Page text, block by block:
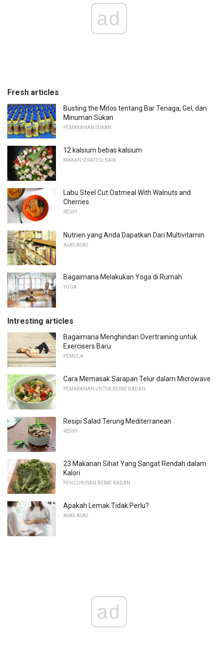
ad
Fresh articles
Busting the Mitos tentang Bar Tenaga, Gel, dan
Minuman Sukan
PEMAKANAN SUKAN
12 kalsium bebas kalsium
MAKAN STRATEGI BAIK
Labu Steel Cut Oatmeal With Walnuts and
Cherries
RESIPI
Nutrien yang Anda Dapatkan Dari Multivitamin
ASAS-ASAS
Bagaimana Melakukan Yoga di Rumah
YOGA
Intresting articles
Bagaimana Menghindari Overtraining untuk
Exercisers Baru
PEMULA
Cara Memasak Sarapan Telur dalam Microwave
PEMAKANAN UNTUK BERAT BADAN
Resipi Salad Terung Mediterranean
RESIPI
23 Makanan Sihat Yang Sangat Rendah dalam
Kalori
PENGURUSAN BERAT BADAN
Apakah Lemak Tidak Perlu?
ASAS-ASAS
ad